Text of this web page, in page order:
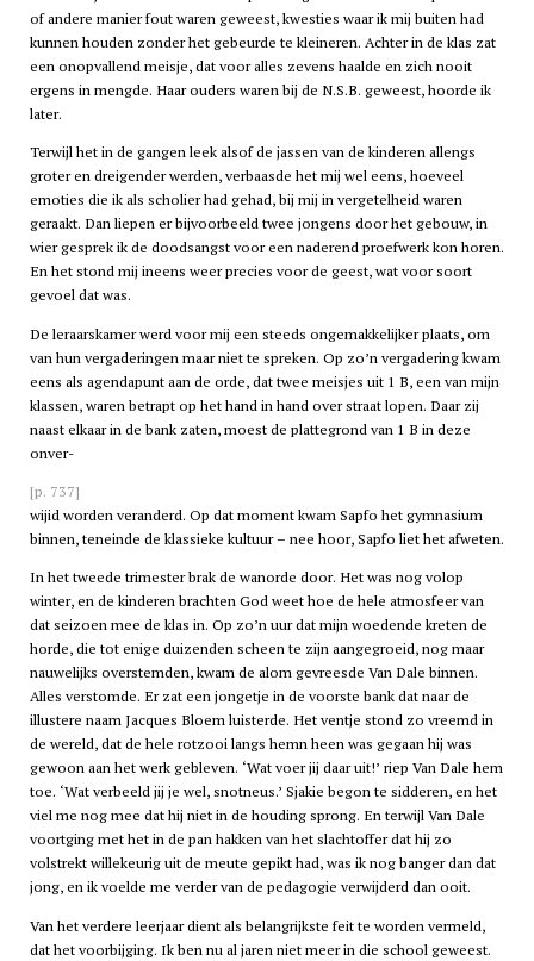
of andere manier fout waren geweest, kwesties waar ik mij buiten had
kunnen houden zonder het gebeurde te kleineren. Achter in de klas zat
een onopvallend meisje, dat voor alles zevens haalde en zich nooit
ergens in mengde. Haar ouders waren bij de N.S.B. geweest, hoorde ik
later.
Terwijl het in de gangen leek alsof de jassen van de kinderen allengs
groter en dreigender werden, verbaasde het mij wel eens, hoeveel
emoties die ik als scholier had gehad, bij mij in vergetelheid waren
geraakt. Dan liepen er bijvoorbeeld twee jongens door het gebouw, in
wier gesprek ik de doodsangst voor een naderend proefwerk kon horen.
En het stond mij ineens weer precies voor de geest, wat voor soort
gevoel dat was.
De leraarskamer werd voor mij een steeds ongemakkelijker plaats, om
van hun vergaderingen maar niet te spreken. Op zo’n vergadering kwam
eens als agendapunt aan de orde, dat twee meisjes uit 1 B, een van mijn
klassen, waren betrapt op het hand in hand over straat lopen. Daar zij
naast elkaar in de bank zaten, moest de plattegrond van 1 B in deze
onver-
[p. 737]
wijid worden veranderd. Op dat moment kwam Sapfo het gymnasium
binnen, teneinde de klassieke kultuur – nee hoor, Sapfo liet het afweten.
In het tweede trimester brak de wanorde door. Het was nog volop
winter, en de kinderen brachten God weet hoe de hele atmosfeer van
dat seizoen mee de klas in. Op zo’n uur dat mijn woedende kreten de
horde, die tot enige duizenden scheen te zijn aangegroeid, nog maar
nauwelijks overstemden, kwam de alom gevreesde Van Dale binnen.
Alles verstomde. Er zat een jongetje in de voorste bank dat naar de
illustere naam Jacques Bloem luisterde. Het ventje stond zo vreemd in
de wereld, dat de hele rotzooi langs hemn heen was gegaan hij was
gewoon aan het werk gebleven. ‘Wat voer jij daar uit!’ riep Van Dale hem
toe. ‘Wat verbeeld jij je wel, snotneus.’ Sjakie begon te sidderen, en het
viel me nog mee dat hij niet in de houding sprong. En terwijl Van Dale
voortging met het in de pan hakken van het slachtoffer dat hij zo
volstrekt willekeurig uit de meute gepikt had, was ik nog banger dan dat
jong, en ik voelde me verder van de pedagogie verwijderd dan ooit.
Van het verdere leerjaar dient als belangrijkste feit te worden vermeld,
dat het voorbijging. Ik ben nu al jaren niet meer in die school geweest.